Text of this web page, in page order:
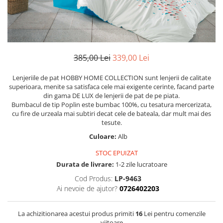
Cearceaf cu elastic
Cearceaf normal
Bumbac Satinat Superior
Bumbac Satinat 3D
Cearceaf cu elastic 4 piese
Cearceaf normal 4 piese
Cearceaf cu elastic 4 piese
Cearceaf normal 6 piese
Cearceaf cu elastic 6 piese
Lenjerii De Pat Cocolino
Cearceaf normal 4 piese
Persoana
Bumbac Tip Finet 5D In Relief - 1
Persoana
Cearceaf normal 4 piese
Set Lenjerie + Draperii 1 Persoana
Lenjerii Bumbac 100% - 1 Persoana
Paturi Cocolino Pentru Copii
Huse De Pat Damasc
Huse De Pat Damasc - 140x200cm
Huse De Pat Damasc - 160x200cm
Huse De Pat Damasc - 180x200cm
Huse De Pat Jersey Reiat
Huse De Pat Catifea / Topper
Huse De Pat Catifea / Topper -
140x200cm
Huse De Pat Catifea / Topper -
Huse De Pat Catifea / Topper -
Huse De Pat Cocolino
Huse De Pat Cocolino Tricotate
Huse De Pat Tricotate 140x200cm
385,00 Lei339,00 Lei
Lenjeriile de pat HOBBY HOME COLLECTION sunt lenjerii de calitate
superioara, menite sa satisfaca cele mai exigente cerinte, facand parte
din gama DE LUX de lenjerii de pat de pe piata.
Bumbacul de tip Poplin este bumbac 100%, cu tesatura mercerizata,
cu fire de urzeala mai subtiri decat cele de bateala, dar mult mai des
tesute.
Culoare: Alb
STOC EPUIZAT
Durata de livrare: 1-2 zile lucratoare
Cod Produs: LP-9463
Ai nevoie de ajutor? 0726402203
La achizitionarea acestui produs primiti 16Lei pentru comenzile